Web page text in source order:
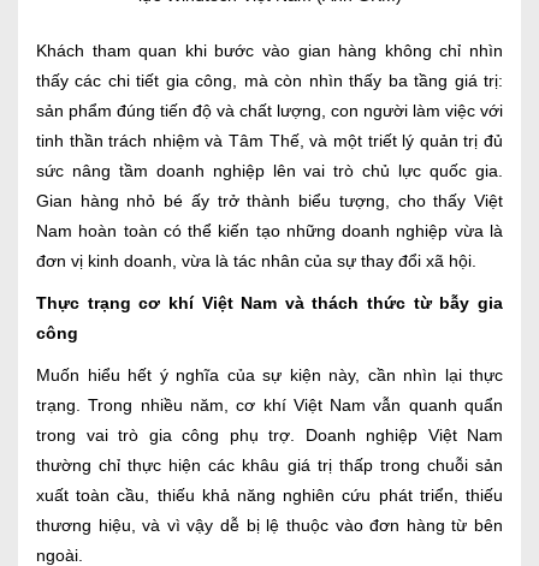
Khách tham quan khi bước vào gian hàng không chỉ nhìn
thấy các chi tiết gia công, mà còn nhìn thấy ba tầng giá trị:
sản phẩm đúng tiến độ và chất lượng, con người làm việc với
tinh thần trách nhiệm và Tâm Thế, và một triết lý quản trị đủ
sức nâng tầm doanh nghiệp lên vai trò chủ lực quốc gia.
Gian hàng nhỏ bé ấy trở thành biểu tượng, cho thấy Việt
Nam hoàn toàn có thể kiến tạo những doanh nghiệp vừa là
đơn vị kinh doanh, vừa là tác nhân của sự thay đổi xã hội.
Thực trạng cơ khí Việt Nam và thách thức từ bẫy gia
công
Muốn hiểu hết ý nghĩa của sự kiện này, cần nhìn lại thực
trạng. Trong nhiều năm, cơ khí Việt Nam vẫn quanh quẩn
trong vai trò gia công phụ trợ. Doanh nghiệp Việt Nam
thường chỉ thực hiện các khâu giá trị thấp trong chuỗi sản
xuất toàn cầu, thiếu khả năng nghiên cứu phát triển, thiếu
thương hiệu, và vì vậy dễ bị lệ thuộc vào đơn hàng từ bên
ngoài.